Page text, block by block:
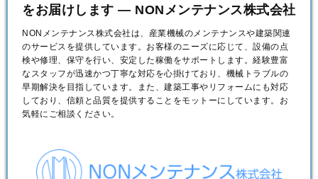
をお届けします — NONメンテナンス株式会社
NONメンテナンス株式会社は、産業機械のメンテナンスや建築関連
のサービスを提供しています。お客様のニーズに応じて、設備の点
検や修理、保守を行い、安定した稼働をサポートします。経験豊富
なスタッフが迅速かつ丁寧な対応を心掛けており、機械トラブルの
早期解決を目指しています。また、建築工事やリフォームにも対応
しており、信頼と品質を提供することをモットーにしています。お
気軽にご相談ください。